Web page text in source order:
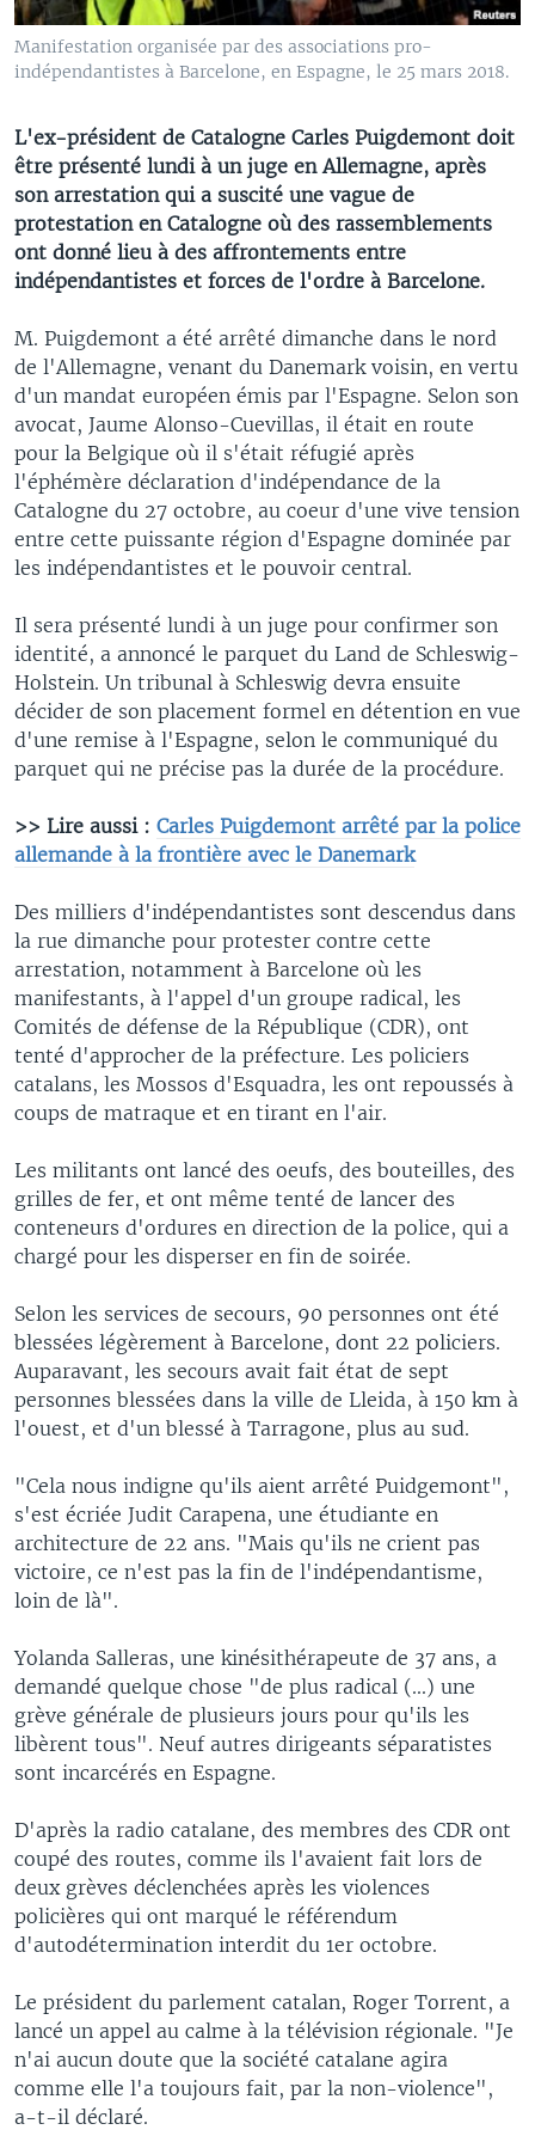
Manifestation organisée par des associations pro-
indépendantistes à Barcelone, en Espagne, le 25 mars 2018.
L'ex-président de Catalogne Carles Puigdemont doit
être présenté lundi à un juge en Allemagne, après
son arrestation qui a suscité une vague de
protestation en Catalogne où des rassemblements
ont donné lieu à des affrontements entre
indépendantistes et forces de l'ordre à Barcelone.
M. Puigdemont a été arrêté dimanche dans le nord
de l'Allemagne, venant du Danemark voisin, en vertu
d'un mandat européen émis par l'Espagne. Selon son
avocat, Jaume Alonso-Cuevillas, il était en route
pour la Belgique où il s'était réfugié après
l'éphémère déclaration d'indépendance de la
Catalogne du 27 octobre, au coeur d'une vive tension
entre cette puissante région d'Espagne dominée par
les indépendantistes et le pouvoir central.
Il sera présenté lundi à un juge pour confirmer son
identité, a annoncé le parquet du Land de Schleswig-
Holstein. Un tribunal à Schleswig devra ensuite
décider de son placement formel en détention en vue
d'une remise à l'Espagne, selon le communiqué du
parquet qui ne précise pas la durée de la procédure.
>> Lire aussi : Carles Puigdemont arrêté par la police
allemande à la frontière avec le Danemark
Des milliers d'indépendantistes sont descendus dans
la rue dimanche pour protester contre cette
arrestation, notamment à Barcelone où les
manifestants, à l'appel d'un groupe radical, les
Comités de défense de la République (CDR), ont
tenté d'approcher de la préfecture. Les policiers
catalans, les Mossos d'Esquadra, les ont repoussés à
coups de matraque et en tirant en l'air.
Les militants ont lancé des oeufs, des bouteilles, des
grilles de fer, et ont même tenté de lancer des
conteneurs d'ordures en direction de la police, qui a
chargé pour les disperser en fin de soirée.
Selon les services de secours, 90 personnes ont été
blessées légèrement à Barcelone, dont 22 policiers.
Auparavant, les secours avait fait état de sept
personnes blessées dans la ville de Lleida, à 150 km à
l'ouest, et d'un blessé à Tarragone, plus au sud.
"Cela nous indigne qu'ils aient arrêté Puidgemont",
s'est écriée Judit Carapena, une étudiante en
architecture de 22 ans. "Mais qu'ils ne crient pas
victoire, ce n'est pas la fin de l'indépendantisme,
loin de là".
Yolanda Salleras, une kinésithérapeute de 37 ans, a
demandé quelque chose "de plus radical (...) une
grève générale de plusieurs jours pour qu'ils les
libèrent tous". Neuf autres dirigeants séparatistes
sont incarcérés en Espagne.
D'après la radio catalane, des membres des CDR ont
coupé des routes, comme ils l'avaient fait lors de
deux grèves déclenchées après les violences
policières qui ont marqué le référendum
d'autodétermination interdit du 1er octobre.
Le président du parlement catalan, Roger Torrent, a
lancé un appel au calme à la télévision régionale. "Je
n'ai aucun doute que la société catalane agira
comme elle l'a toujours fait, par la non-violence",
a-t-il déclaré.